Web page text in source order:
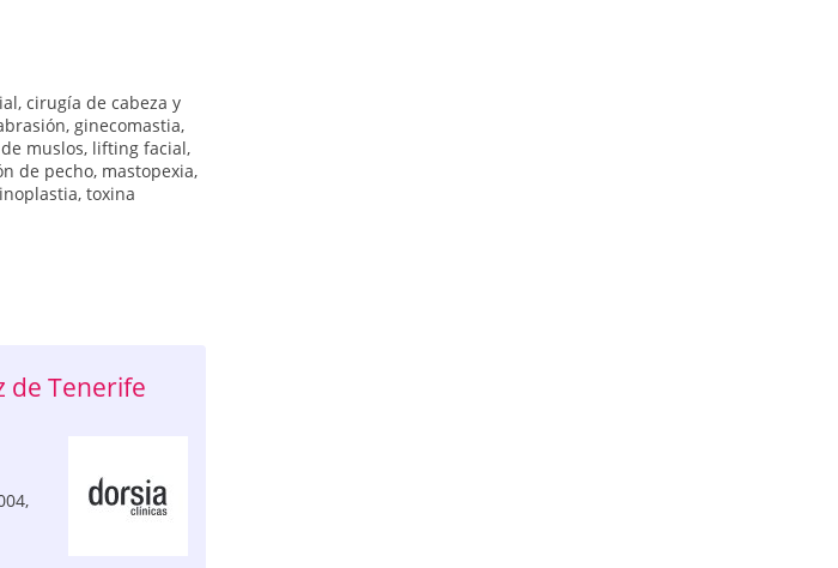
, cirugía de cabeza y
, ginecomastia,
muslos, lifting facial,
de pecho, mastopexia,
, toxina
de Tenerife
,